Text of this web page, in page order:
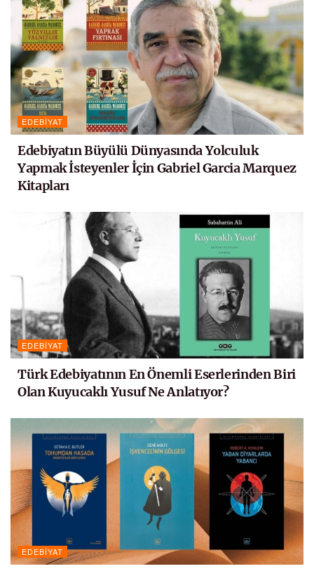
EDEBIYAT
Edebiyatın Büyülü Dünyasında Yolculuk
Yapmak İsteyenler İçin Gabriel Garcia Marquez
Kitapları
EDEBIYAT
Türk Edebiyatının En Önemli Eserlerinden Biri
Olan Kuyucaklı Yusuf Ne Anlatıyor?
EDEBIYAT